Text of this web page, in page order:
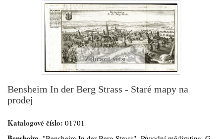
Zobrazit větší
Bensheim In der Berg Strass - Staré mapy na
prodej
Katalogové číslo: 01701